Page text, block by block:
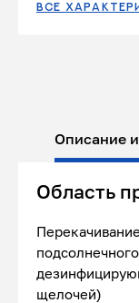
ВСЕ
Описание
Область
щелочей)